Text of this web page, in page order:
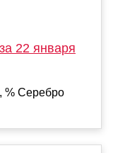
22 января
% Серебро